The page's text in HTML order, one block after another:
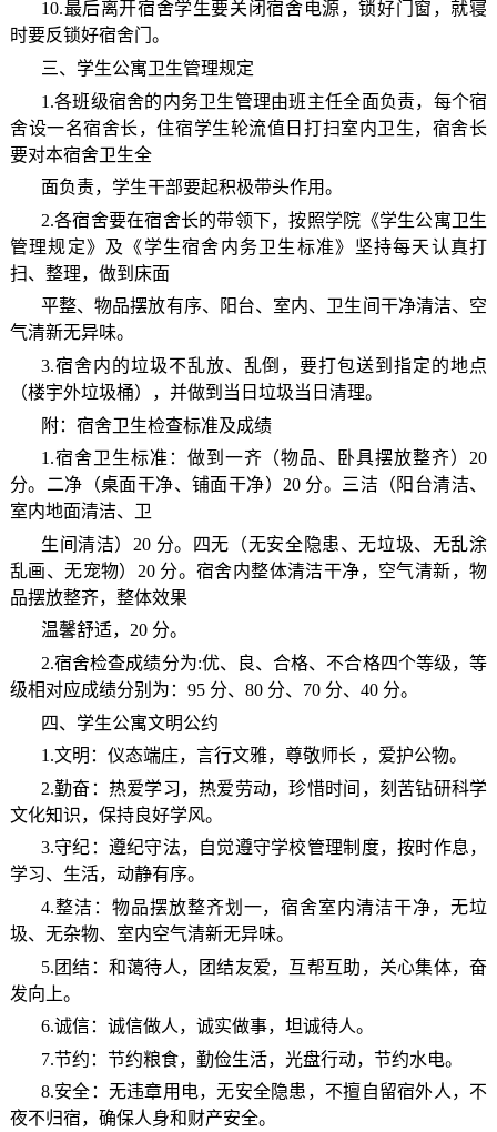
10.最后离开宿舍学生要关闭宿舍电源，锁好门窗，就寝
时要反锁好宿舍门。
三、学生公寓卫生管理规定
1.各班级宿舍的内务卫生管理由班主任全面负责，每个宿
舍设一名宿舍长，住宿学生轮流值日打扫室内卫生，宿舍长
要对本宿舍卫生全
面负责，学生干部要起积极带头作用。
2.各宿舍要在宿舍长的带领下，按照学院《学生公寓卫生
管理规定》及《学生宿舍内务卫生标准》坚持每天认真打
扫、整理，做到床面
平整、物品摆放有序、阳台、室内、卫生间干净清洁、空
气清新无异味。
3.宿舍内的垃圾不乱放、乱倒，要打包送到指定的地点
（楼宇外垃圾桶），并做到当日垃圾当日清理。
附：宿舍卫生检查标准及成绩
1.宿舍卫生标准：做到一齐（物品、卧具摆放整齐）20
分。二净（桌面干净、铺面干净）20 分。三洁（阳台清洁、
室内地面清洁、卫
生间清洁）20 分。四无（无安全隐患、无垃圾、无乱涂
乱画、无宠物）20 分。宿舍内整体清洁干净，空气清新，物
品摆放整齐，整体效果
温馨舒适，20 分。
2.宿舍检查成绩分为:优、良、合格、不合格四个等级，等
级相对应成绩分别为：95 分、80 分、70 分、40 分。
四、学生公寓文明公约
1.文明：仪态端庄，言行文雅，尊敬师长 ，爱护公物。
2.勤奋：热爱学习，热爱劳动，珍惜时间，刻苦钻研科学
文化知识，保持良好学风。
3.守纪：遵纪守法，自觉遵守学校管理制度，按时作息，
学习、生活，动静有序。
4.整洁：物品摆放整齐划一，宿舍室内清洁干净，无垃
圾、无杂物、室内空气清新无异味。
5.团结：和蔼待人，团结友爱，互帮互助，关心集体，奋
发向上。
6.诚信：诚信做人，诚实做事，坦诚待人。
7.节约：节约粮食，勤俭生活，光盘行动，节约水电。
8.安全：无违章用电，无安全隐患，不擅自留宿外人，不
夜不归宿，确保人身和财产安全。